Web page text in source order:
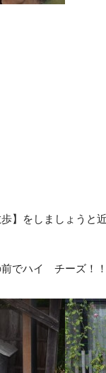
】をしましょうと
前でハイ チーズ！